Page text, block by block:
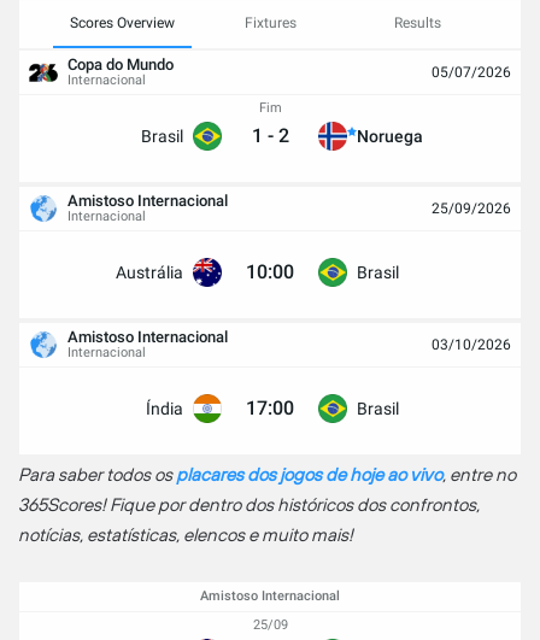
Scores Overview Fixtures Results
Copa do Mundo
Internacional 05/07/2026
Brasil
Fim
1 - 2 Noruega
Amistoso Internacional
Internacional 25/09/2026
Austrália 10:00 Brasil
Amistoso Internacional
Internacional 03/10/2026
Índia 17:00 Brasil
Para saber todos osplacares dos jogos de hoje ao vivo, entre no
365Scores! Fique por dentro dos históricos dos confrontos,
notícias, estatísticas, elencos e muito mais!
Amistoso Internacional
25/09